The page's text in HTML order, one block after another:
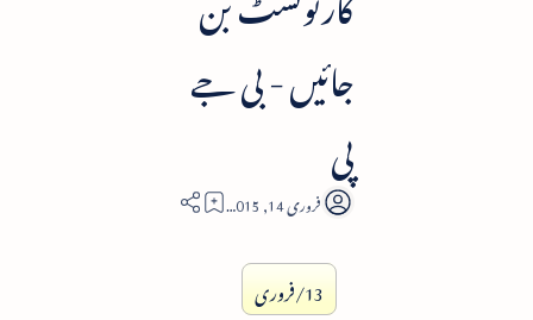
جائیں - بی جے
پی
2
13/فروری